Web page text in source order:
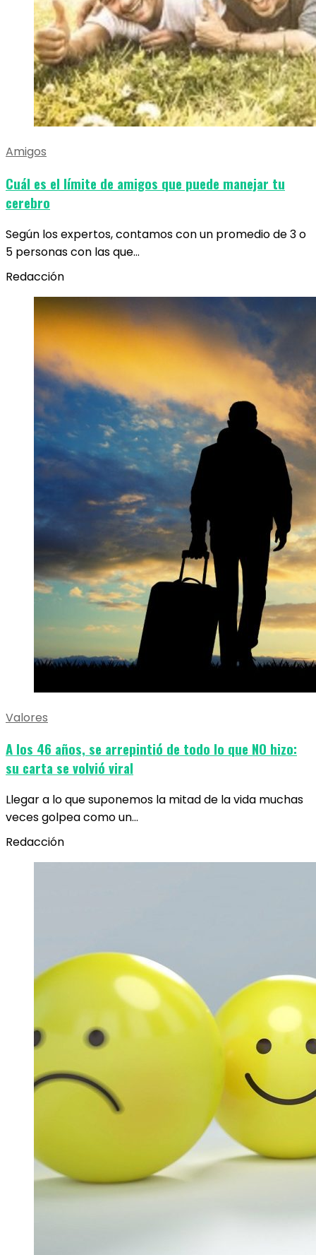
Amigos
Cuál es el límite de amigos que puede manejar tu
cerebro
Según los expertos, contamos con un promedio de 3 o
5 personas con las que…
Redacción
Valores
A los 46 años, se arrepintió de todo lo que NO hizo:
su carta se volvió viral
Llegar a lo que suponemos la mitad de la vida muchas
veces golpea como un…
Redacción